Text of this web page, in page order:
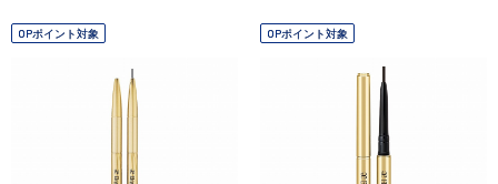
OPポイント対象 OPポイント対象